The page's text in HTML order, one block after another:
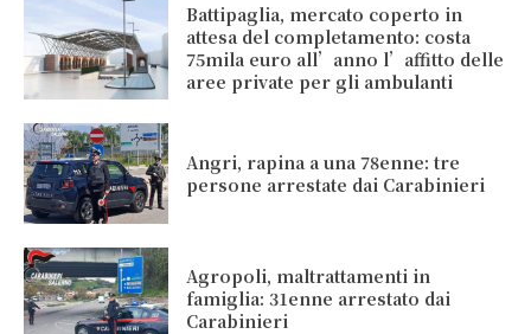
Battipaglia, mercato coperto in
attesa del completamento: costa
75mila euro all’anno l’affitto delle
aree private per gli ambulanti
Angri, rapina a una 78enne: tre
persone arrestate dai Carabinieri
Agropoli, maltrattamenti in
famiglia: 31enne arrestato dai
Carabinieri